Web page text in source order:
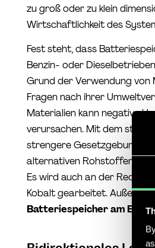
zu groß oder zu klein
Wirtschaftlichkeit des
Fest steht, dass
Benzin- oder
Grund der Verwendung von
Fragen nach ihrer
Materialien kann negative
verursachen. Mit dem
strengere Gesetzgebungen,
alternativen Rohstoffen
Es wird auch an der
Kobalt gearbeitet.
Batteriespeicher am Ende